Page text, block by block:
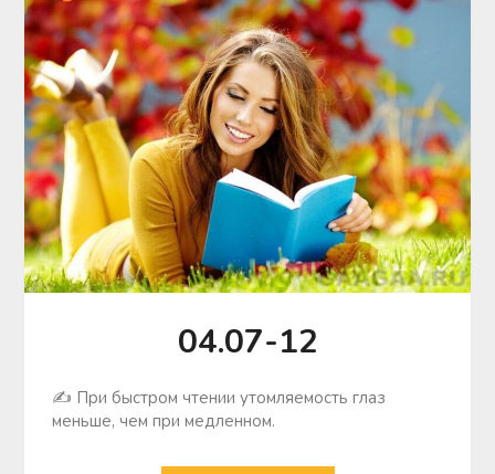
04.07-12
✍ При быстром чтении утомляемость глаз
меньше, чем при медленном.